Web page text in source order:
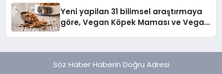
Yeni yapilan 31 bilimsel araştırmaya
göre, Vegan Köpek Maması ve Vegan
Söz Haber Haberin Doğru Adresi